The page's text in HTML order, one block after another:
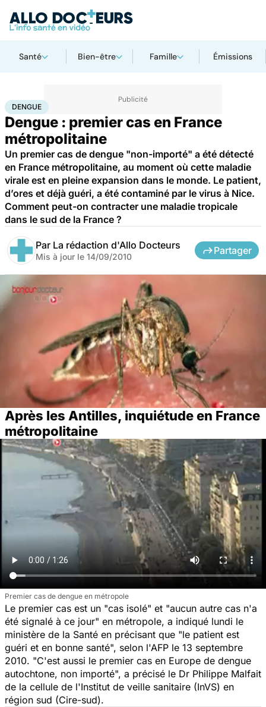
Santé Bien-être Famille Émissions
AccueilSanté
DENGUE
Dengue : premier cas en France
métropolitaine
Un premier cas de dengue "non-importé" a été détecté
en France métropolitaine, au moment où cette maladie
virale est en pleine expansion dans le monde. Le patient,
d’ores et déjà guéri, a été contaminé par le virus à Nice.
Comment peut-on contracter une maladie tropicale
dans le sud de la France ?
Par La rédaction d'Allo Docteurs
Mis à jour le 14/09/2010
Partager
Après les Antilles, inquiétude en France
métropolitaine
Premier cas de dengue en métropole
Le premier cas est un "cas isolé" et "aucun autre cas n'a
été signalé à ce jour" en métropole, a indiqué lundi le
ministère de la Santé en précisant que "le patient est
guéri et en bonne santé", selon l'AFP le 13 septembre
2010. "C'est aussi le premier cas en Europe de dengue
autochtone, non importé", a précisé le Dr Philippe Malfait
de la cellule de l'Institut de veille sanitaire (InVS) en
région sud (Cire-sud).